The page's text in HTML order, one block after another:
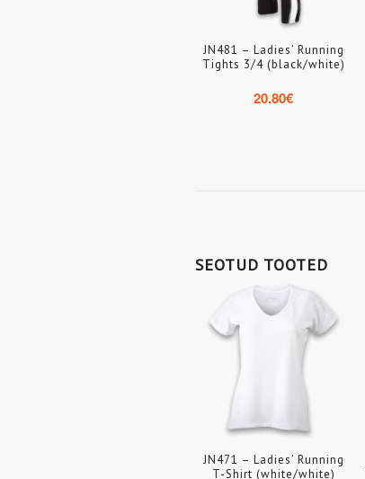
JN481 – Ladies’ Running
Tights 3/4 (black/white)
20.80€
SEOTUD TOOTED
JN471 – Ladies’ Running
T-Shirt (white/white)